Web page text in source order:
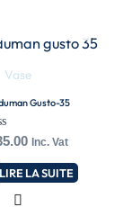
Vase
Gusto-35
Inc. Vat
LIRE LA SUITE